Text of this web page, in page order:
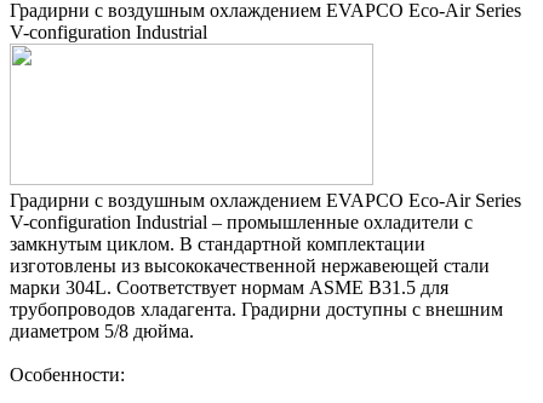
Градирни с воздушным охлаждением EVAPCO Еco-Air Series
V-configuration Industrial
Градирни с воздушным охлаждением EVAPCO Еco-Air Series
V-configuration Industrial – промышленные охладители с
замкнутым циклом. В стандартной комплектации
изготовлены из высококачественной нержавеющей стали
марки 304L. Соответствует нормам ASME B31.5 для
трубопроводов хладагента. Градирни доступны с внешним
диаметром 5/8 дюйма.
Особенности: